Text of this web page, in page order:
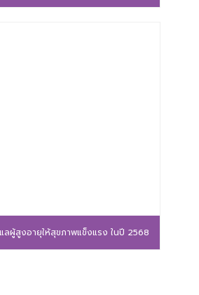
ลผู้สูงอายุให้สุขภาพแข็งแรง ในปี 2568